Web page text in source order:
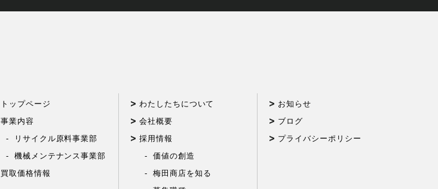
トップページ
事業内容
リサイクル原料事業部
機械メンテナンス事業部
買取価格情報
わたしたちについて
会社概要
採用情報
価値の創造
梅田商店を知る
お知らせ
ブログ
プライバシーポリシー